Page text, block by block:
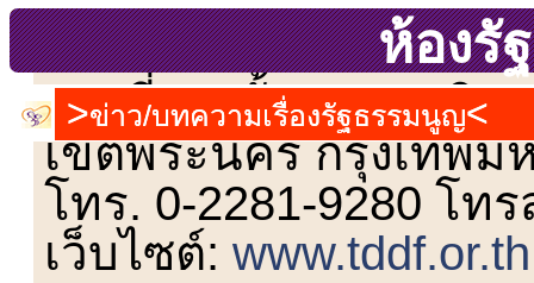
ห้องรั
ข่าว/บทความเรื่องรัฐธรรมนูญ
เลขที่ 23 ชั้น 2 ถนนวิ
เขตพระนคร กรุงเทพม
โทร. 0-2281-9280 โท
เว็บไซต์:www.tddf.or.th